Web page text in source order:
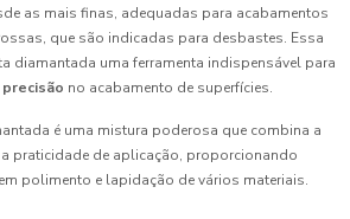
as mais finas, adequadas para acabamentos
que são indicadas para desbastes. Essa
diamantada uma ferramenta indispensável para
precisão no acabamento de superfícies.
é uma mistura poderosa que combina a
praticidade de aplicação, proporcionando
polimento e lapidação de vários materiais.